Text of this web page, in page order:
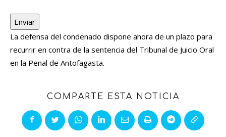
Enviar
La defensa del condenado dispone ahora de un plazo para
recurrir en contra de la sentencia del Tribunal de Juicio Oral
en la Penal de Antofagasta.
COMPARTE ESTA NOTICIA